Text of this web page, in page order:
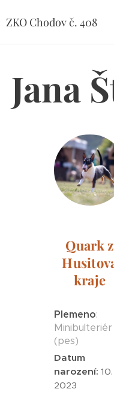
ZKO Chodov č. 408
Jana
Quark z
kraje
Plemeno:
Minibulteriér
(pes)
Datum
narození:
2023